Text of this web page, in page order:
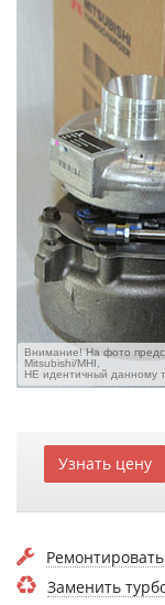
Внимание! На фото
Mitsubishi/MHI,
НЕ идентичный данному
Узнать цену
Заменить